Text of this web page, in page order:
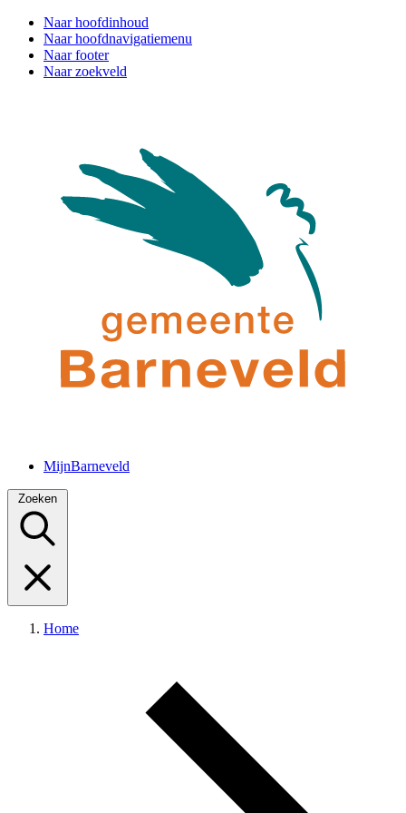
Naar hoofdinhoud
Naar hoofdnavigatiemenu
Naar footer
Naar zoekveld
MijnBarneveld
Zoeken
Home